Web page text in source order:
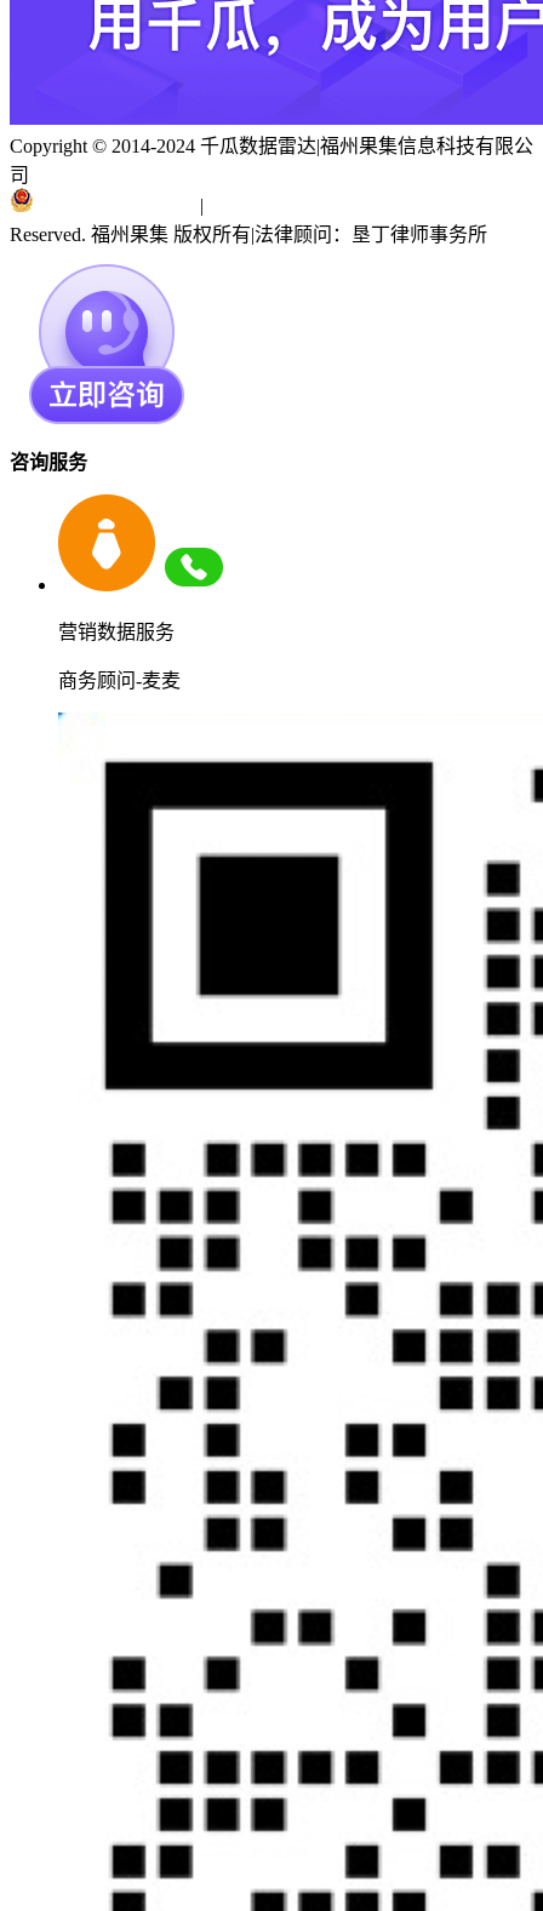
Copyright © 2014-2024 千瓜数据雷达|福州果集信息科技有限公
司
|
Reserved. 福州果集 版权所有|法律顾问：垦丁律师事务所
咨询服务
营销数据服务
商务顾问-麦麦